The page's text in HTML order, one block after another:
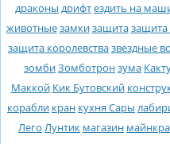
драконы дрифтездить на
животныезамкизащитазащита
защита королевствазвездные
зомбиЗомботронзума
Маккой Кик Бутовский
корабли кран кухня Сары
Лего Лунтик магазин